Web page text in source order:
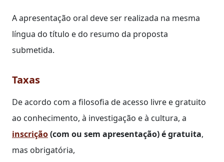
A apresentação oral deve ser realizada na mesma
língua do título e do resumo da proposta
submetida.
Taxas
De acordo com a filosofia de acesso livre e gratuito
ao conhecimento, à investigação e à cultura, a
inscrição(com ou sem apresentação) é gratuita,
mas obrigatória,